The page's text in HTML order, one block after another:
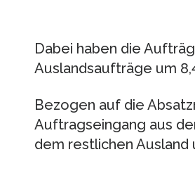
Dabei haben die
Auslandsaufträge um
Bezogen auf die
Auftragseingang aus
dem restlichen Ausland